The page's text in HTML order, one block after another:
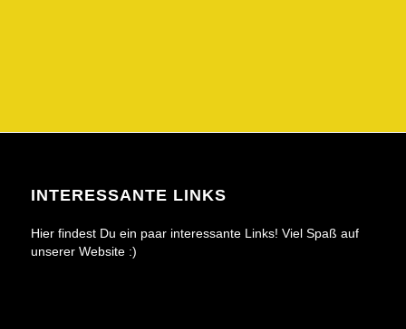
INTERESSANTE LINKS
Hier findest Du ein paar interessante Links! Viel Spaß auf
unserer Website :)